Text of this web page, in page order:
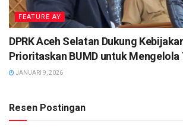
FEATURE AY
DPRK Aceh Selatan Dukung
Prioritaskan BUMD untuk Mengelola
JANUARI 9, 2026
Resen Postingan